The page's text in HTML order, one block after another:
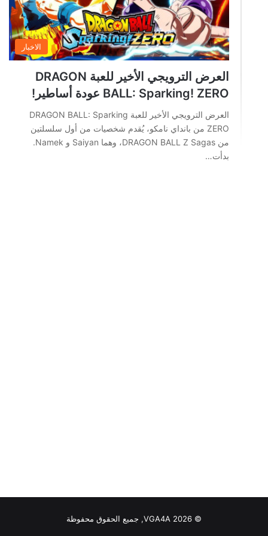
الاخبار
العرض الترويجي الأخير للعبة DRAGON
BALL: Sparking! ZERO عودة أساطير!
العرض الترويجي الأخير للعبة DRAGON BALL: Sparking
ZERO من بانداي نامكو، يُقدم شخصيات من أول سلسلتين
من DRAGON BALL Z Sagas، وهما Saiyan و Namek.
بدأت…
© VGA4A 2026, جميع الحقوق محفوظة